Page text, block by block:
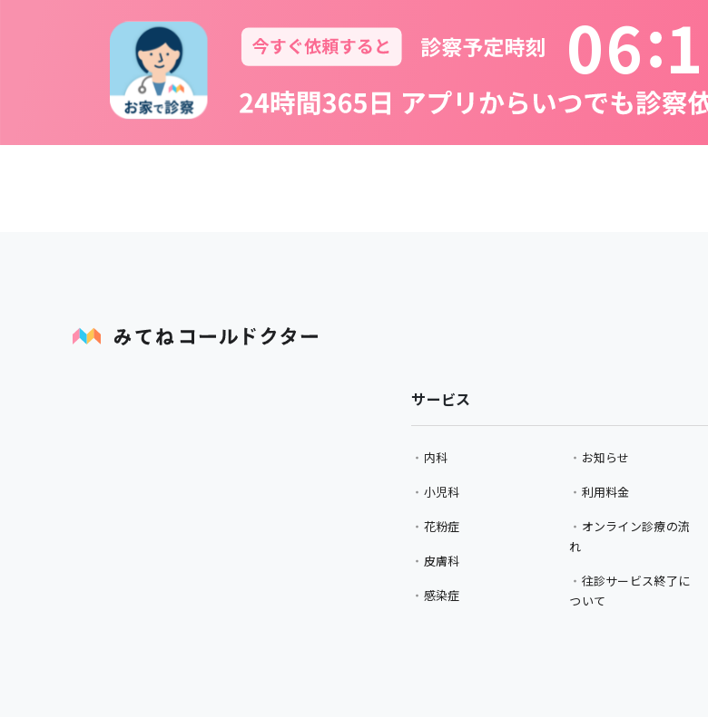
06 1
サービス
内科
小児科
花粉症
皮膚科
感染症
お知らせ
利用料金
オンライン診療の流
れ
往診サービス終了に
ついて